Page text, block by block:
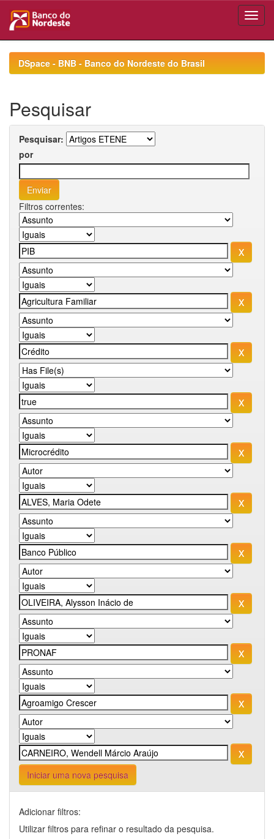
navigationDSpace - BNB - Banco do Nordeste do Brasil
Pesquisar
Pesquisar:
por
Filtros correntes:
Iniciar uma nova pesquisa
Adicionar filtros:
Utilizar filtros para refinar o resultado da pesquisa.